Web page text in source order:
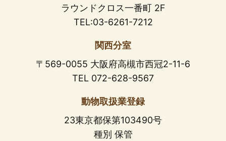
ラウンドクロス一番町 2F
TEL:03-6261-7212
関西分室
〒569-0055 大阪府高槻市西冠2-11-6
TEL 072-628-9567
動物取扱業登録
23東京都保第103490号
種別 保管